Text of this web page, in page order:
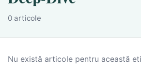
0 articole
Nu există articole pentru această